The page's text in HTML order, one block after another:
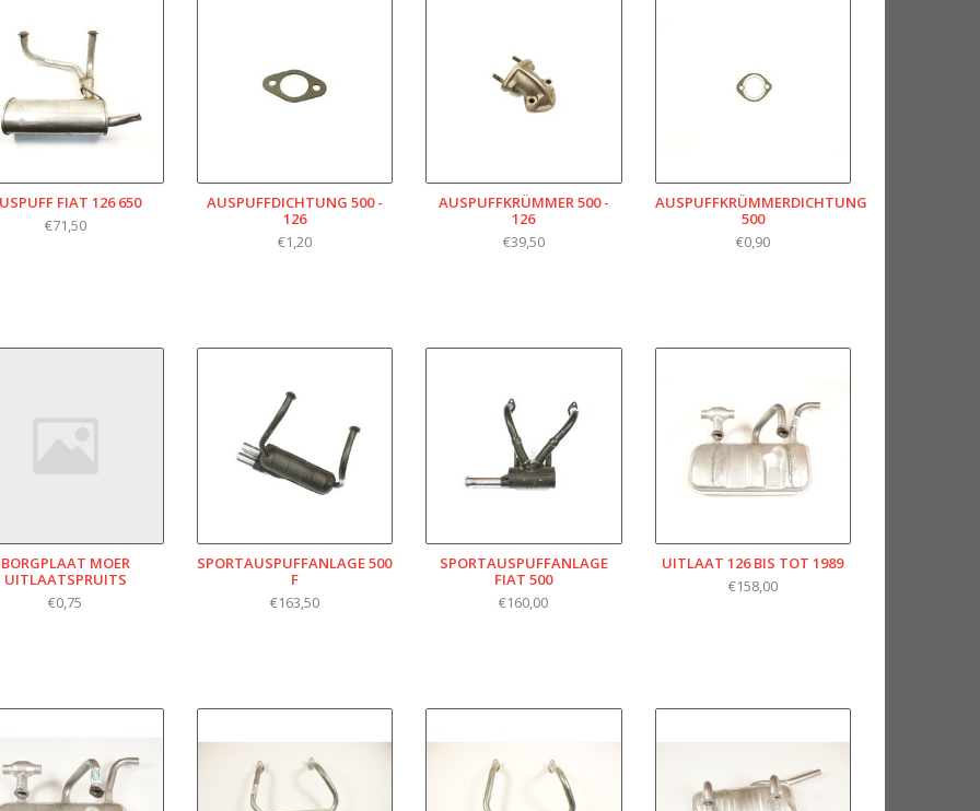
FIAT 126 650
€71,50
AUSPUFFDICHTUNG 500 -
126
€1,20
AUSPUFFKRÜMMER 500 -
126
€39,50
AUSPUFFKRÜMMERDICHTUNG
500
€0,90
BORGPLAAT MOER
UITLAATSPRUITS
€0,75
SPORTAUSPUFFANLAGE 500
F
€163,50
SPORTAUSPUFFANLAGE
FIAT 500
€160,00
UITLAAT 126 BIS TOT 1989
€158,00